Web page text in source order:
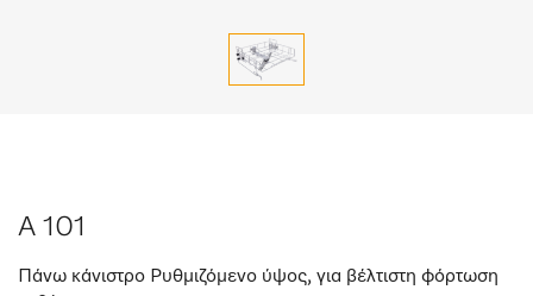
A 101
Πάνω κάνιστρο Ρυθμιζόμενο ύψος, για βέλτιστη φόρτωση